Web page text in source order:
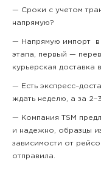
— Сроки с учетом
напрямую?
— Напрямую импорт в
этапа, первый —
курьерская доставка
— Есть
ждать неделю, а за
— Компания TSM
и надежно, образцы
зависимости от
отправила.